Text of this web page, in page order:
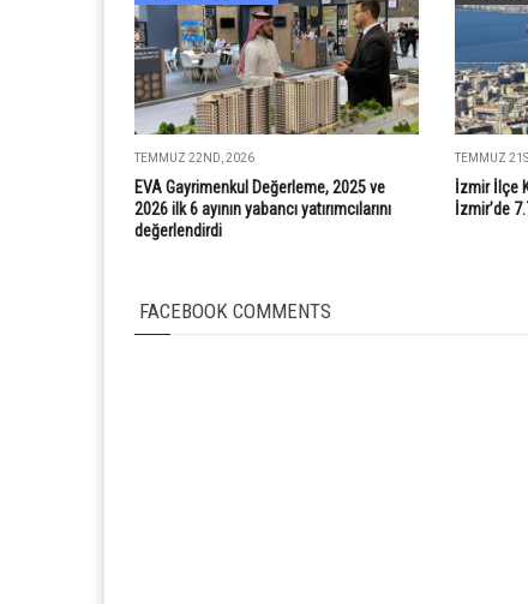
TEMMUZ 22ND, 2026
EVA Gayrimenkul Değerleme, 2025 ve
2026 ilk 6 ayının yabancı yatırımcılarını
değerlendirdi
TEMMUZ
İzmir İlçe
İzmir’de
FACEBOOK COMMENTS